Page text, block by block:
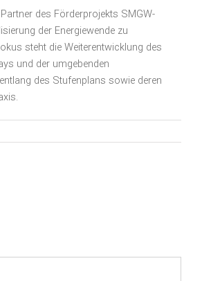
des Förderprojekts SMGW-
der Energiewende zu
steht die Weiterentwicklung des
und der umgebenden
des Stufenplans sowie deren